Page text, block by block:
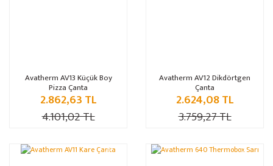
Avatherm AV13 Küçük Boy
Pizza Çanta
2.862,63 TL
4.101,02 TL
Avatherm AV12 Dikdörtgen
Çanta
2.624,08 TL
3.759,27 TL
%30 %30